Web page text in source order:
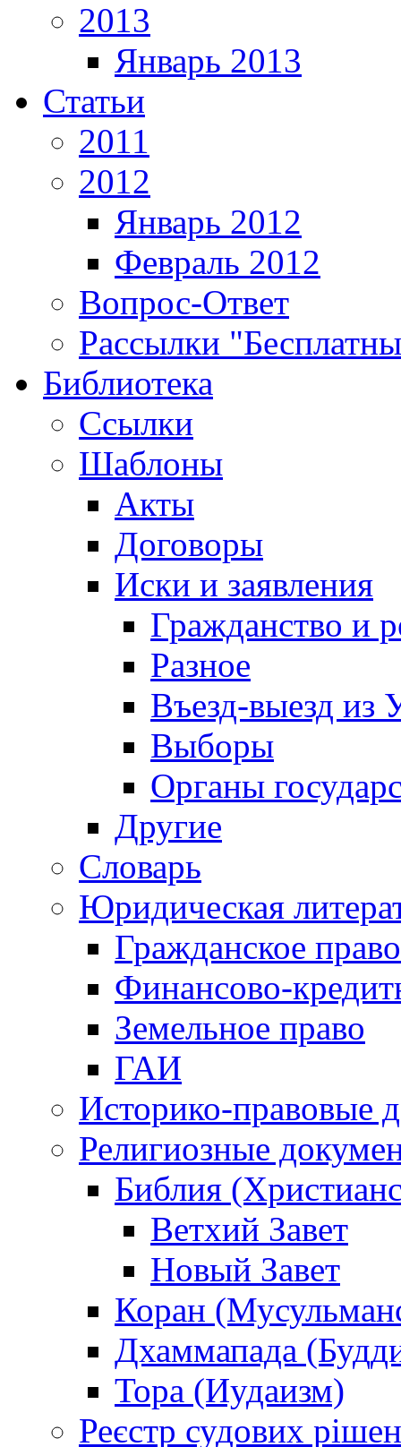
2013
Январь 2013
Статьи
2011
2012
Январь 2012
Февраль 2012
Вопрос-Ответ
Рассылки
Библиотека
Ссылки
Шаблоны
Акты
Договоры
Иски и заявления
Гражданство и
Разное
Въезд-выезд из
Выборы
Органы
Другие
Словарь
Юридическая
Гражданское право
Финансово-
Земельное право
ГАИ
Историко-правовые
Религиозные
Библия
Ветхий Завет
Новый Завет
Коран
Дхаммапада
Тора (Иудаизм)
Реєстр судових